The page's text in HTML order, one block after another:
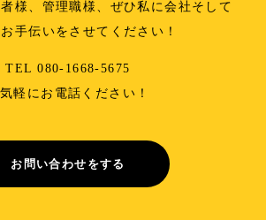
様、管理職様、ぜひ私に会社そして
手伝いをさせてください！
TEL 080-1668-5675
軽にお電話ください！
お問い合わせをする